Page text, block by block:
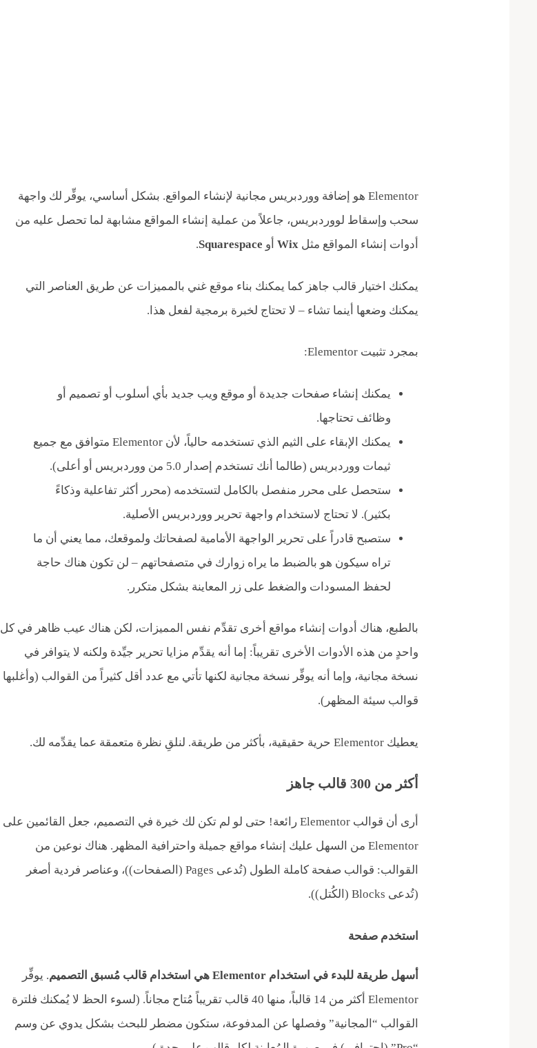
Elementor هو إضافة ووردبريس مجانية لإنشاء المواقع. بشكل أساسي، يوفِّر لك واجهة
سحب وإسقاط لووردبريس، جاعلاً من عملية إنشاء المواقع مشابهة لما تحصل عليه من
أدوات إنشاء المواقع مثل Wixأو Squarespace
.
يمكنك اختيار قالب جاهز كما يمكنك بناء موقع غني بالمميزات عن طريق العناصر التي
يمكنك وضعها أينما تشاء – لا تحتاج لخبرة برمجية لفعل هذا.
بمجرد تثبيت Elementor:
يمكنك إنشاء صفحات جديدة أو موقع ويب جديد بأي أسلوب أو تصميم أو
وظائف تحتاجها.
يمكنك الإبقاء على الثيم الذي تستخدمه حالياً، ﻷن Elementor متوافق مع جميع
ثيمات ووردبريس (طالما أنك تستخدم إصدار 5.0 من ووردبريس أو أعلى).
ستحصل على محرر منفصل بالكامل لتستخدمه (محرر أكثر تفاعلية وذكاءً
بكثير). لا تحتاج لاستخدام واجهة تحرير ووردبريس الأصلية.
ستصبح قادراً على تحرير الواجهة الأمامية لصفحاتك ولموقعك، مما يعني أن ما
تراه سيكون هو بالضبط ما يراه زوارك في متصفحاتهم – لن تكون هناك حاجة
لحفظ المسودات والضغط على زر المعاينة بشكل متكرر.
بالطبع، هناك أدوات إنشاء مواقع أخرى تقدِّم نفس المميزات، لكن هناك عيب ظاهر في كل
واحدٍ من هذه الأدوات الأخرى تقريباً: إما أنه يقدِّم مزايا تحرير جيِّدة ولكنه لا يتوافر في
نسخة مجانية، وإما أنه يوفِّر نسخة مجانية لكنها تأتي مع عدد أقل كثيراً من القوالب (وأغلبها
قوالب سيئة المظهر).
يعطيك Elementor حرية حقيقية، بأكثر من طريقة. لنلقِ نظرة متعمقة عما يقدِّمه لك.
أكثر من 300 قالب جاهز
أرى أن قوالب Elementor رائعة! حتى لو لم تكن لك خيرة في التصميم، جعل القائمين على
Elementor من السهل عليك إنشاء مواقع جميلة واحترافية المظهر. هناك نوعين من
القوالب: قوالب صفحة كاملة الطول (تُدعى Pages (الصفحات))، وعناصر فردية أصغر
(تُدعى Blocks (الكُتل)).
استخدم صفحة
أسهل طريقة للبدء في استخدام Elementor هي استخدام قالب مُسبق التصميم. يوفِّر
Elementor أكثر من 14 قالباً، منها 40 قالب تقريباً مُتاح مجاناً. (لسوء الحظ لا يُمكنك فلترة
القوالب “المجانية” وفصلها عن المدفوعة، ستكون مضطر للبحث بشكل يدوي عن وسم